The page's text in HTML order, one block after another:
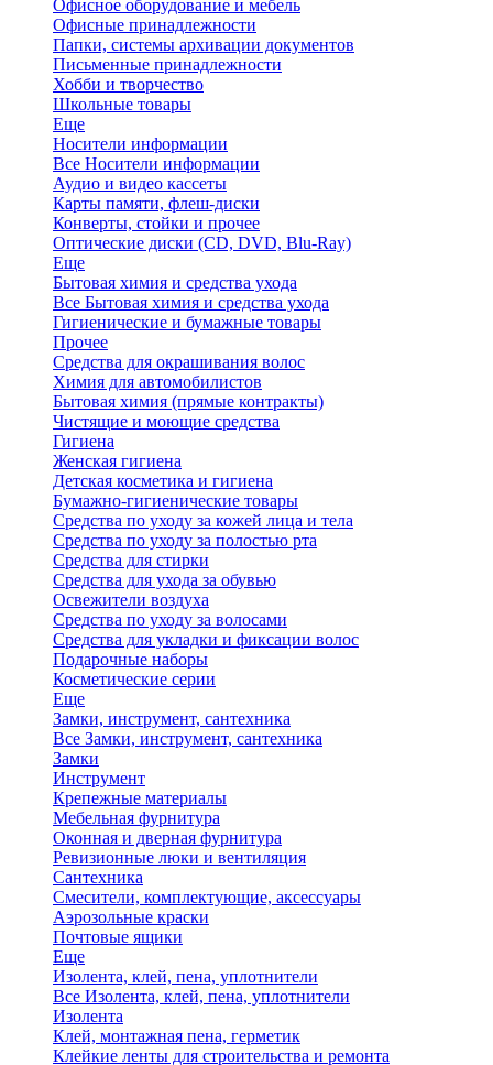
Офисное оборудование и мебель
Офисные принадлежности
Папки, системы архивации документов
Письменные принадлежности
Хобби и творчество
Школьные товары
Еще
Носители информации
Все Носители информации
Аудио и видео кассеты
Карты памяти, флеш-диски
Конверты, стойки и прочее
Оптические диски (CD, DVD, Blu-Ray)
Еще
Бытовая химия и средства ухода
Все Бытовая химия и средства ухода
Гигиенические и бумажные товары
Прочее
Средства для окрашивания волос
Химия для автомобилистов
Бытовая химия (прямые контракты)
Чистящие и моющие средства
Гигиена
Женская гигиена
Детская косметика и гигиена
Бумажно-гигиенические товары
Средства по уходу за кожей лица и тела
Средства по уходу за полостью рта
Средства для стирки
Средства для ухода за обувью
Освежители воздуха
Средства по уходу за волосами
Средства для укладки и фиксации волос
Подарочные наборы
Косметические серии
Еще
Замки, инструмент, сантехника
Все Замки, инструмент, сантехника
Замки
Инструмент
Крепежные материалы
Мебельная фурнитура
Оконная и дверная фурнитура
Ревизионные люки и вентиляция
Сантехника
Смесители, комплектующие, аксессуары
Аэрозольные краски
Почтовые ящики
Еще
Изолента, клей, пена, уплотнители
Все Изолента, клей, пена, уплотнители
Изолента
Клей, монтажная пена, герметик
Клейкие ленты для строительства и ремонта